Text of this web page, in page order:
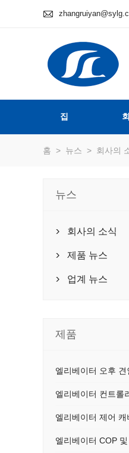

집
홈 > 뉴스 > 회사의
뉴스
 회사의 소식
 제품 뉴스
 업계 뉴스
제품
엘리베이터 오후 견
엘리베이터 컨트롤
엘리베이터 제어 캐
엘리베이터 COP